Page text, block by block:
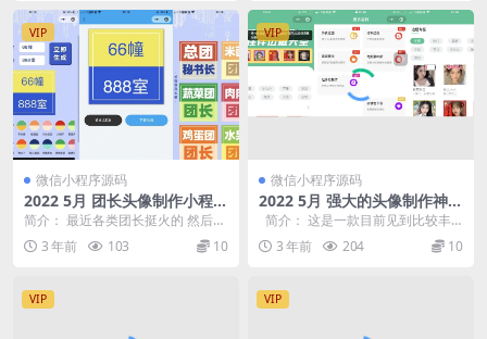
VIP
微信小程序源码
2022 5月 团长头像制作小程序
源码 支持流量主
简介： 最近各类团长挺火的 然后就
诞生了这款团长头像制作器 支持流
量主模式 支持...
3 年前 103 10
VIP
微信小程序源码
2022 5月 强大的头像制作神器
支持外卖CPS优惠劵小程序源
码
简介： 这是一款目前见到比较丰
富的头像制作小程序 拥有丰富的模
板,...3 年前 204 10
VIP VIP